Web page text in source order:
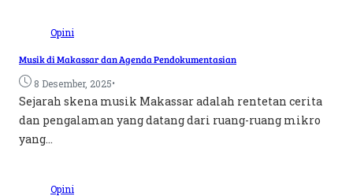
Opini
Musik di Makassar dan Agenda Pendokumentasian
8 Desember, 2025•
Sejarah skena musik Makassar adalah rentetan cerita
dan pengalaman yang datang dari ruang-ruang mikro
yang...
Opini